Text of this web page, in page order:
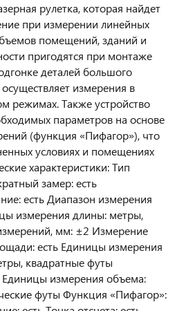
рулетка, которая найдет
при измерении линейных
помещений, зданий и
пригодятся при монтаже
деталей большого
измерения в
режимах. Также устройство
параметров на основе
(функция «Пифагор»), что
условиях и помещениях
характеристики: Тип
замер: есть
есть Диапазон измерения
измерения длины: метры,
мм: ±2 Измерение
есть Единицы измерения
квадратные футы
измерения объема:
футы Функция «Пифагор»: